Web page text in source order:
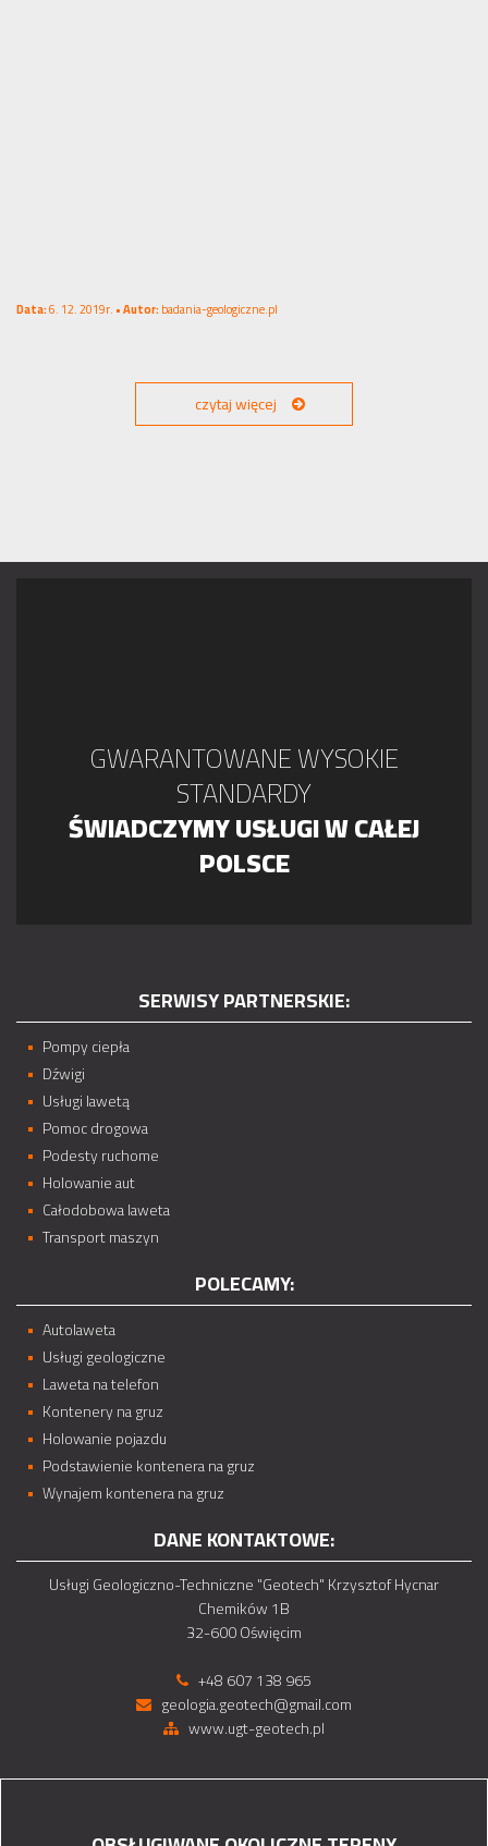
Data:6. 12. 2019r. •Autor:badania-geologiczne.pl
czytaj więcej
GWARANTOWANE WYSOKIE
STANDARDY
ŚWIADCZYMY USŁUGI W CAŁEJ
POLSCE
SERWISY PARTNERSKIE:
Pompy ciepła
Dźwigi
Usługi lawetą
Pomoc drogowa
Podesty ruchome
Holowanie aut
Całodobowa laweta
Transport maszyn
POLECAMY:
Autolaweta
Usługi geologiczne
Laweta na telefon
Kontenery na gruz
Holowanie pojazdu
Podstawienie kontenera na gruz
Wynajem kontenera na gruz
DANE KONTAKTOWE:
Usługi Geologiczno-Techniczne "Geotech" Krzysztof Hycnar
Chemików 1B
32-600 Oświęcim
+48 607 138 965
geologia.geotech@gmail.com
www.ugt-geotech.pl